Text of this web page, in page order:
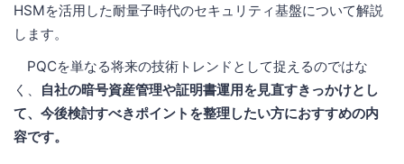
HSMを活用した耐量子時代のセキュリティ基盤について解説
します。
PQCを単なる将来の技術トレンドとして捉えるのではな
く、
自社の暗号資産管理や証明書運用を見直すきっかけとし
て、今後検討すべきポイントを整理したい方におすすめの内
容です。